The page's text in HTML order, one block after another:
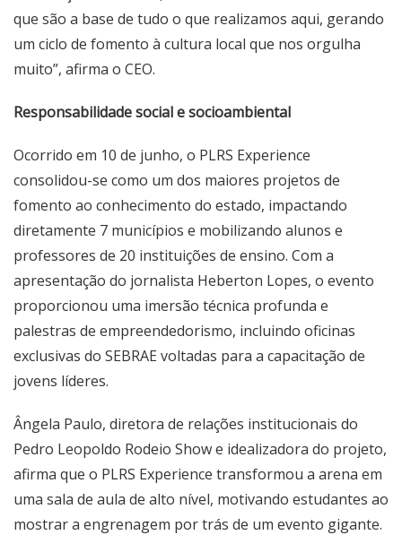
que são a base de tudo o que realizamos aqui, gerando
um ciclo de fomento à cultura local que nos orgulha
muito”, afirma o CEO.
Responsabilidade social e socioambiental
Ocorrido em 10 de junho, o PLRS Experience
consolidou-se como um dos maiores projetos de
fomento ao conhecimento do estado, impactando
diretamente 7 municípios e mobilizando alunos e
professores de 20 instituições de ensino. Com a
apresentação do jornalista Heberton Lopes, o evento
proporcionou uma imersão técnica profunda e
palestras de empreendedorismo, incluindo oficinas
exclusivas do SEBRAE voltadas para a capacitação de
jovens líderes.
Ângela Paulo, diretora de relações institucionais do
Pedro Leopoldo Rodeio Show e idealizadora do projeto,
afirma que o PLRS Experience transformou a arena em
uma sala de aula de alto nível, motivando estudantes ao
mostrar a engrenagem por trás de um evento gigante.